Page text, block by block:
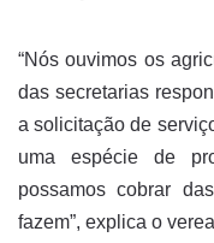
“Nós ouvimos os
das secretarias
a solicitação de
uma espécie de
possamos cobrar
fazem”, explica o